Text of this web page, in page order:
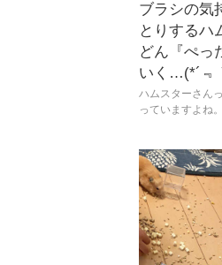
ブラシの気
とりするハ
どん『ぺっ
いく
ハムスターさん
っていますよね